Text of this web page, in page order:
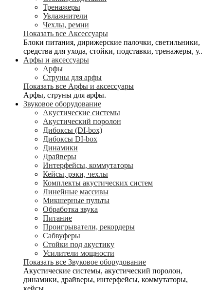
Тренажеры
Увлажнители
Чехлы, ремни
Показать все Аксессуары
Блоки питания, дирижерские палочки, светильники,
средства для ухода, стойки, подставки, тренажеры, у..
Арфы и аксессуары
Арфы
Струны для арфы
Показать все Арфы и аксессуары
Арфы, струны для арфы.
Звуковое оборудование
Акустические системы
Акустический поролон
Дибоксы (DI-box)
Дибоксы DI-box
Динамики
Драйверы
Интерфейсы, коммутаторы
Кейсы, рэки, чехлы
Комплекты акустических систем
Линейные массивы
Микшерные пульты
Обработка звука
Питание
Проигрыватели, рекордеры
Сабвуферы
Стойки под акустику
Усилители мощности
Показать все Звуковое оборудование
Акустические системы, акустический поролон,
динамики, драйверы, интерфейсы, коммутаторы,